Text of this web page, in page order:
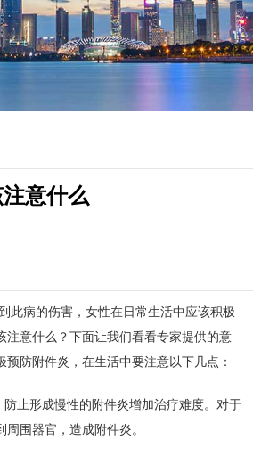
意什么
此病的伤害，女性在日常生活中应该积极
意什么？下面让我们看看专家提供的意
防附件炎，在生活中要注意以下几点：
止形成慢性的附件炎增加治疗难度。对于
围器官，造成附件炎。